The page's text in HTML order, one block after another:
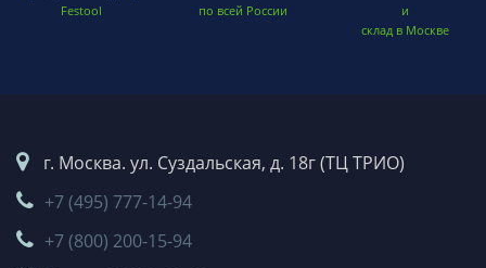
Festool
по всей России
и
склад в Москве
г. Москва. ул. Суздальская, д. 18г (ТЦ ТРИО)
+7 (495) 777-14-94
+7 (800) 200-15-94